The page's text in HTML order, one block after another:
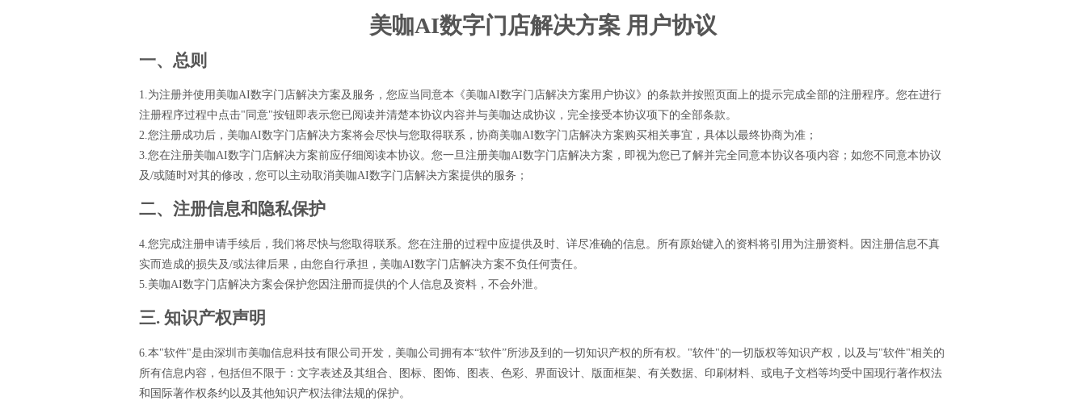
美咖AI数字门店解决方案 用户协议
一、总则
1.为注册并使用美咖AI数字门店解决方案及服务，您应当同意本《美咖AI数字门店解决方案用户协议》的条款并按照页面上的提示完成全部的注册程序。您在进行
注册程序过程中点击"同意"按钮即表示您已阅读并清楚本协议内容并与美咖达成协议，完全接受本协议项下的全部条款。
2.您注册成功后，美咖AI数字门店解决方案将会尽快与您取得联系，协商美咖AI数字门店解决方案购买相关事宜，具体以最终协商为准；
3.您在注册美咖AI数字门店解决方案前应仔细阅读本协议。您一旦注册美咖AI数字门店解决方案，即视为您已了解并完全同意本协议各项内容；如您不同意本协议
及/或随时对其的修改，您可以主动取消美咖AI数字门店解决方案提供的服务；
二、注册信息和隐私保护
4.您完成注册申请手续后，我们将尽快与您取得联系。您在注册的过程中应提供及时、详尽准确的信息。所有原始键入的资料将引用为注册资料。因注册信息不真
实而造成的损失及/或法律后果，由您自行承担，美咖AI数字门店解决方案不负任何责任。
5.美咖AI数字门店解决方案会保护您因注册而提供的个人信息及资料，不会外泄。
三. 知识产权声明
6.本"软件"是由深圳市美咖信息科技有限公司开发，美咖公司拥有本“软件”所涉及到的一切知识产权的所有权。"软件"的一切版权等知识产权，以及与"软件"相关的
所有信息内容，包括但不限于：文字表述及其组合、图标、图饰、图表、色彩、界面设计、版面框架、有关数据、印刷材料、或电子文档等均受中国现行著作权法
和国际著作权条约以及其他知识产权法律法规的保护。